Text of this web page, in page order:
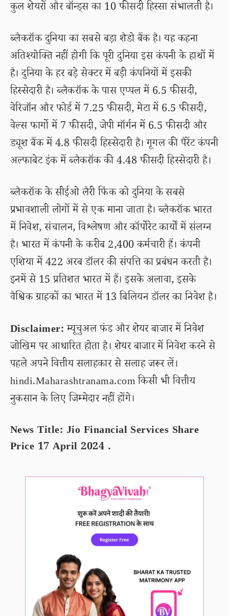
कुल शेयरों और बॉन्ड्स का 10 फीसदी हिस्सा संभालती है।
ब्लैकरॉक दुनिया का सबसे बड़ा शैडो बैंक है। यह कहना
अतिश्योक्ति नहीं होगी कि पूरी दुनिया इस कंपनी के हाथों में
है। दुनिया के हर बड़े सेक्टर में बड़ी कंपनियों में इसकी
हिस्सेदारी है। ब्लैकरॉक के पास एप्पल में 6.5 फीसदी,
वेरिजॉन और फोर्ड में 7.25 फीसदी, मेटा में 6.5 फीसदी,
वेल्स फार्गो में 7 फीसदी, जेपी मॉर्गन में 6.5 फीसदी और
ड्यूश बैंक में 4.8 फीसदी हिस्सेदारी है। गूगल की पैरेंट कंपनी
अल्फाबेट इंक में ब्लैकरॉक की 4.48 फीसदी हिस्सेदारी है।
ब्लैकरॉक के सीईओ लैरी फिंक को दुनिया के सबसे
प्रभावशाली लोगों में से एक माना जाता है। ब्लैकरॉक भारत
में निवेश, संचालन, विश्लेषण और कॉर्पोरेट कार्यों में संलग्न
है। भारत में कंपनी के करीब 2,400 कर्मचारी हैं। कंपनी
एशिया में 422 अरब डॉलर की संपत्ति का प्रबंधन करती है।
इनमें से 15 प्रतिशत भारत में हैं। इसके अलावा, इसके
वैश्विक ग्राहकों का भारत में 13 बिलियन डॉलर का निवेश है।
Disclaimer:म्यूचुअल फंड और शेयर बाजार में निवेश
जोखिम पर आधारित होता है। शेयर बाजार में निवेश करने से
पहले अपने वित्तीय सलाहकार से सलाह जरूर लें।
hindi.Maharashtranama.com किसी भी वित्तीय
नुकसान के लिए जिम्मेदार नहीं होंगे।
News Title: Jio Financial Services Share
Price 17 April 2024 .